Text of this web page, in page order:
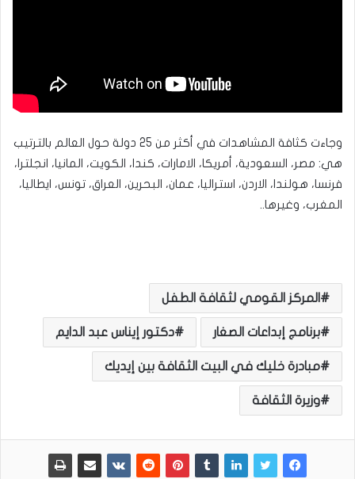
وجاءت كثافة المشاهدات في أكثر من 25 دولة حول العالم بالترتيب
هي: مصر، السعودية، أمريكا، الامارات، كندا، الكويت، المانيا، انجلترا،
فرنسا، هولندا، الاردن، استراليا، عمان، البحرين، العراق، تونس، ايطاليا،
المغرب، وغيرها..
المركز القومي لثقافة الطفل
برنامج إبداعات الصغار دكتور إيناس عبد الدايم
مبادرة خليك في البيت الثقافة بين إيديك
وزيرة الثقافة